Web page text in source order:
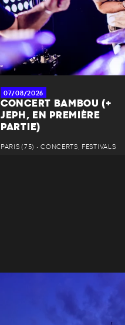
07/08/2026
CONCERT BAMBOU (+
JEPH, EN PREMIÈRE
PARTIE)
PARIS (75) • CONCERTS, FESTIVALS